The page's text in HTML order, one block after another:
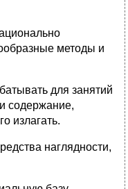
методы и
для занятий
содержание,
излагать.
наглядности,